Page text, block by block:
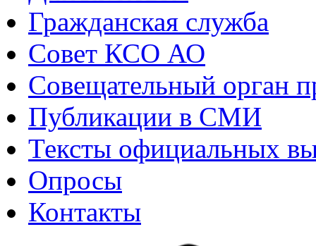
Гражданская служба
Совет КСО АО
Совещательный орган
Публикации в СМИ
Тексты официальных
Опросы
Контакты